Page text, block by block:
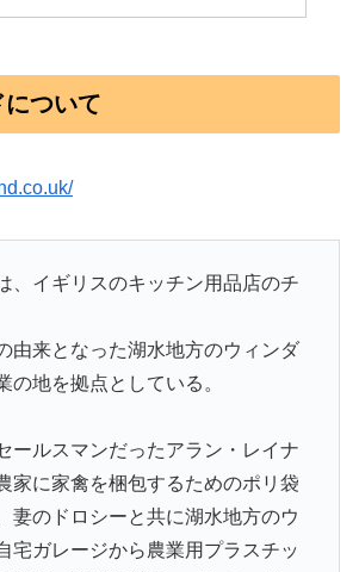
について
、イギリスのキッチン用品店のチ
由来となった湖水地方のウィンダ
の地を拠点としている。
ールスマンだったアラン・レイナ
家に家禽を梱包するためのポリ袋
妻のドロシーと共に湖水地方のウ
宅ガレージから農業用プラスチッ